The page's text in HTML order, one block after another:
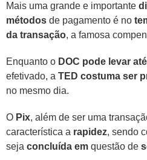
Mais uma grande e importante
métodos de pagamento é no
da transação, a famosa
Enquanto o DOC pode levar
efetivado, a TED costuma ser
no mesmo dia.
O Pix, além de ser uma
característica a rapidez, sendo
seja concluída em questão de